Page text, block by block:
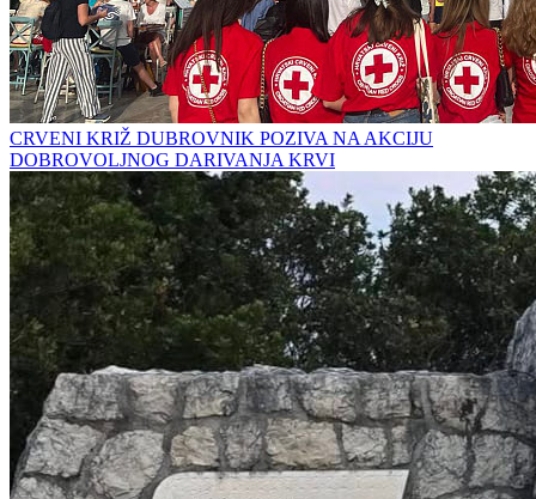
CRVENI KRIŽ DUBROVNIK POZIVA NA AKCIJU
DOBROVOLJNOG DARIVANJA KRVI